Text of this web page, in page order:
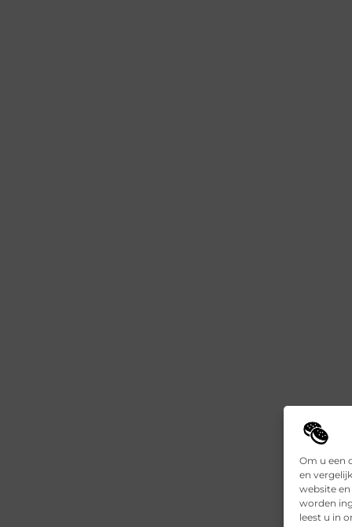
Om u een
en
website
worden
leest u in